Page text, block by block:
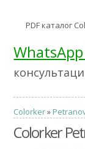
PDF каталог
Colorker»
Colorker